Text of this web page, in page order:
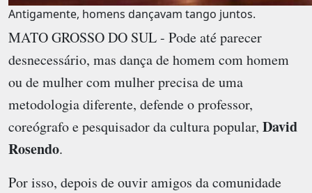
Antigamente, homens dançavam tango juntos.
MATO GROSSO DO SUL - Pode até parecer
desnecessário, mas dança de homem com homem
ou de mulher com mulher precisa de uma
metodologia diferente, defende o professor,
coreógrafo e pesquisador da cultura popular, David
Rosendo.
Por isso, depois de ouvir amigos da comunidade